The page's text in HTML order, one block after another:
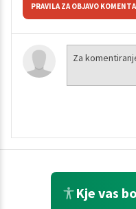
PRAVILA ZA OBJAVO
Kje vas